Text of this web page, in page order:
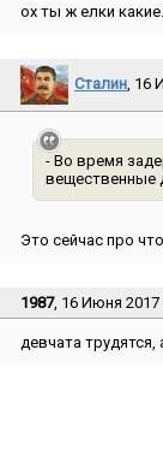
ох ты ж елки
Сталин, 16
- Во время
вещественные
Это сейчас про
1987, 16 Июня 2017
девчата трудятся,